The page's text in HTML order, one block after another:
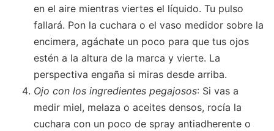
en el aire mientras viertes el líquido. Tu pulso
fallará. Pon la cuchara o el vaso medidor sobre la
encimera, agáchate un poco para que tus ojos
estén a la altura de la marca y vierte. La
perspectiva engaña si miras desde arriba.
Ojo con los ingredientes pegajosos: Si vas a
medir miel, melaza o aceites densos, rocía la
cuchara con un poco de spray antiadherente o